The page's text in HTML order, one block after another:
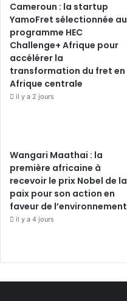
Cameroun : la startup
YamoFret sélectionnée au
programme HEC
Challenge+ Afrique pour
accélérer la
transformation du fret en
Afrique centrale
il y a 2 jours
Wangari Maathai : la
première africaine à
recevoir le prix Nobel de la
paix pour son action en
faveur de l’environnement
il y a 4 jours